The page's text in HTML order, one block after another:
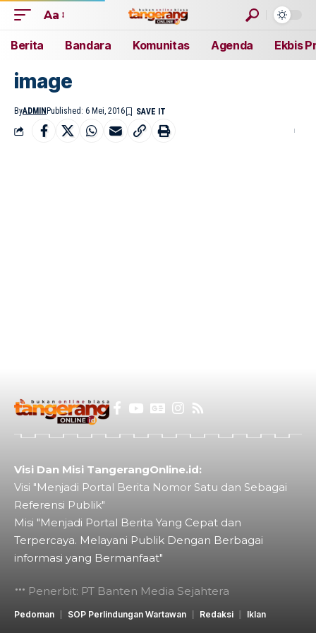
Aa
Berita Bandara Komunitas Agenda Ekbis
image
ByADMIN Published: 6 Mei, 2016
Visi Dan Misi TangerangOnline.id:
Visi "Menjadi Portal Berita Nomor Satu dan Sebagai
Referensi Publik"
Misi "Menjadi Portal Berita Yang Cepat dan
Terpercaya. Melayani Publik Dengan Berbagai
informasi yang Bermanfaat"
Penerbit: PT Banten Media Sejahtera
Pedoman SOP Perlindungan Wartawan Redaksi Iklan